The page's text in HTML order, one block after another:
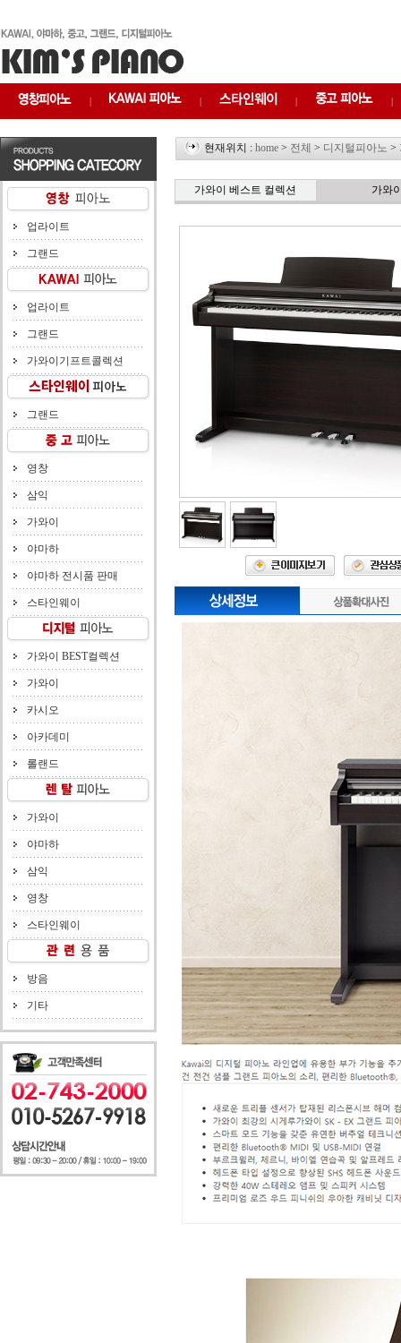
| | | |
업라이트
그랜드
업라이트
그랜드
가와이기프트콜렉션
그랜드
영창
삼익
가와이
야마하
야마하 전시품 판매
스타인웨이
가와이 BEST컬렉션
가와이
카시오
아카데미
롤랜드
가와이
야마하
삼익
영창
스타인웨이
방음
기타
현재위치 :home > 전체 > 디지털피아노 >
가와이 베스트 컬렉션 가와